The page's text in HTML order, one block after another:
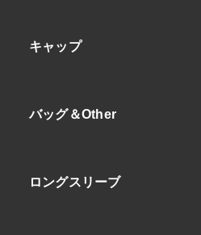
キャップ
バッグ＆Other
ロングスリーブ